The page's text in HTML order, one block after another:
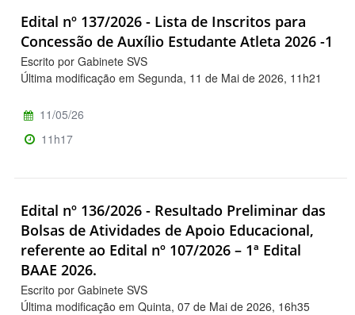
Edital nº 137/2026 - Lista de Inscritos para
Concessão de Auxílio Estudante Atleta 2026 -1
Escrito por Gabinete SVS
Última modificação em Segunda, 11 de Mai de 2026, 11h21
11/05/26
11h17
Edital nº 136/2026 - Resultado Preliminar das
Bolsas de Atividades de Apoio Educacional,
referente ao Edital nº 107/2026 – 1ª Edital
BAAE 2026.
Escrito por Gabinete SVS
Última modificação em Quinta, 07 de Mai de 2026, 16h35